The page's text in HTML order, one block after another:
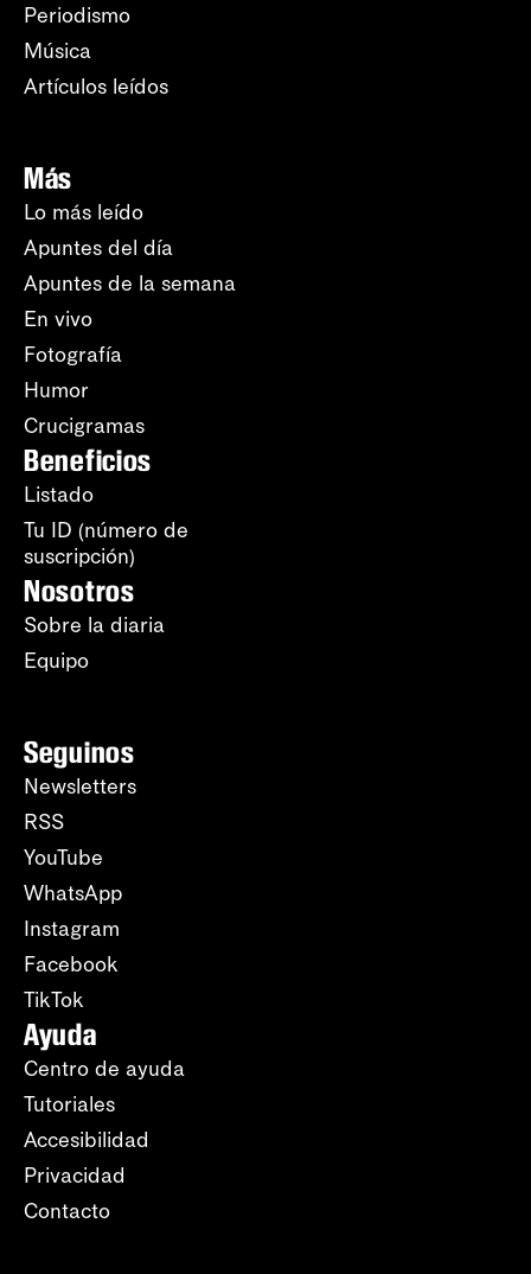
Periodismo
Música
Artículos leídos
Más
Lo más leído
Apuntes del día
Apuntes de la semana
En vivo
Fotografía
Humor
Crucigramas
Beneficios
Listado
Tu ID (número de
suscripción)
Nosotros
Sobre la diaria
Equipo
Seguinos
Newsletters
RSS
YouTube
WhatsApp
Instagram
Facebook
TikTok
Ayuda
Centro de ayuda
Tutoriales
Accesibilidad
Privacidad
Contacto